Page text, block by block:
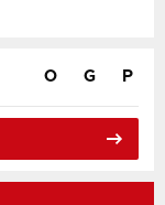
O G P